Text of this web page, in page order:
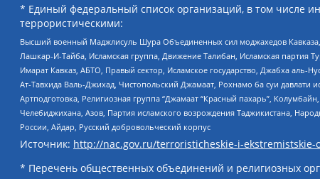
* Единый федеральный список организаций, в том числе
террористическими:
Высший военный Маджлисуль Шура Объединенных сил моджахедов Кавказа,
Лашкар-И-Тайба, Исламская группа, Движение Талибан, Исламская партия
Имарат Кавказ, АБТО, Правый сектор, Исламское государство, Джабха
Ат-Тавхида Валь-Джихад, Чистопольский Джамаат, Рохнамо ба суи
Артподготовка, Религиозная группа “Джамаат “Красный пахарь”,
Челебиджихана, Азов, Партия исламского возрождения Таджикистана,
России, Айдар, Русский добровольческий корпус
Источник: http://nac.gov.ru/terroristicheskie-i-
* Перечень общественных объединений и религиозных